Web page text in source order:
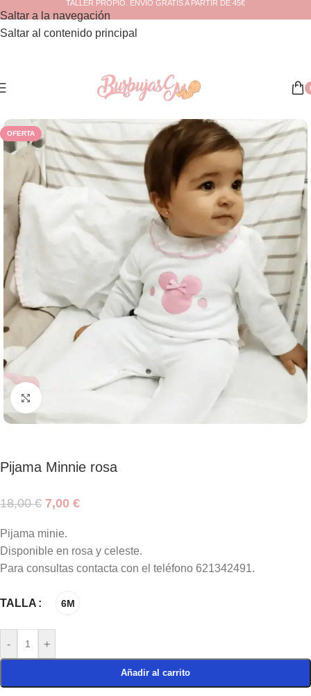
Saltar a la navegación
Saltar al contenido principal
TALLER PROPIO. ENVÍO GRATIS A PARTIR DE 45€
Inicio
OFERTA
Haga clic para ampliar
Pijama Minnie rosa
18,00€ 7,00 €
Pijama minie.
Disponible en rosa y celeste.
Para consultas contacta con el teléfono 621342491.
TALLA 6M
- +
Añadir al carrito